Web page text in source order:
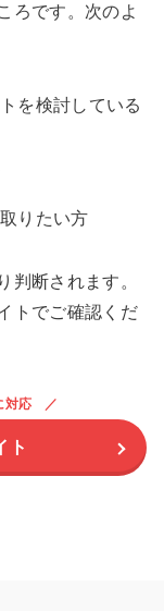
ろです。次のよ
を検討している
りたい方
判断されます。
トでご確認くだ
対応
ト